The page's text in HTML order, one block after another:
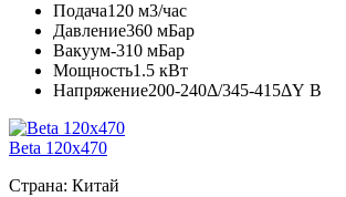
Подача120 м3/час
Давление360 мБар
Вакуум-310 мБар
Мощность1.5 кВт
Напряжение200-240Δ/345-415ΔY В
Beta 120x470
Страна: Китай